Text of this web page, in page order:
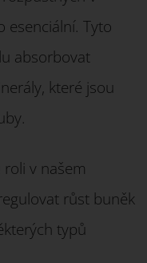
esenciální. Tyto
absorbovat
které jsou
v našem
růst buněk
typů